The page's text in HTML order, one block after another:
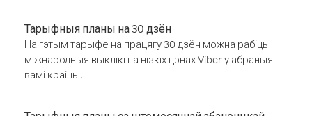
Тарыфныя планы на 30 дзён
На гэтым тарыфе на працягу 30 дзён можна рабіць
міжнародныя выклікі па нізкіх цэнах Viber у абраныя
вамі краіны.